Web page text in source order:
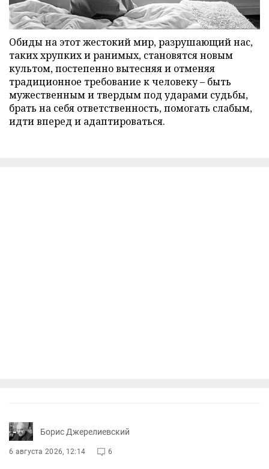
Обиды на этот жестокий мир, разрушающий нас,
таких хрупких и ранимых, становятся новым
культом, постепенно вытесняя и отменяя
традиционное требование к человеку – быть
мужественным и твердым под ударами судьбы,
брать на себя ответственность, помогать слабым,
идти вперед и адаптироваться.
Борис Джерелиевский
6 августа 2026, 12:14 6